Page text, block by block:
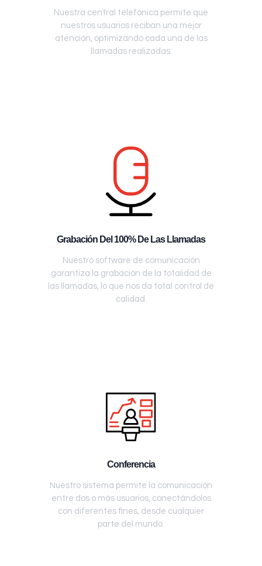
Nuestra central telefónica permite que
nuestros usuarios reciban una mejor
atención, optimizando cada una de las
llamadas realizadas.
Grabación Del 100% De Las Llamadas
Nuestro software de comunicación
garantiza la grabación de la totalidad de
las llamadas, lo que nos da total control de
calidad.
Conferencia
Nuestro sistema permite la comunicación
entre dos o más usuarios, conectándolos
con diferentes fines, desde cualquier
parte del mundo.